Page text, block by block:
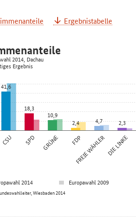
Ergebnistabelle
CSU SPD GRÜNE FDP
FREIE WÄHLERDIE LINKE
41,6
18,3
10,9
2,4
4,7 2,3
Wiesbaden 2014
2014, Dachau
Ergebnis
2014
Europawahl 2009